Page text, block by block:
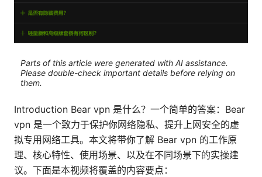
Parts of this article were generated with AI assistance.
Please double-check important details before relying on
them.
Introduction Bear vpn 是什么？一个简单的答案：Bear
vpn 是一个致力于保护你网络隐私、提升上网安全的虚
拟专用网络工具。本文将带你了解 Bear vpn 的工作原
理、核心特性、使用场景、以及在不同场景下的实操建
议。下面是本视频将覆盖的内容要点：